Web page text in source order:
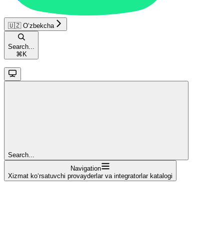
🇺🇿 O‘zbekcha
Search...
⌘ K
Search...
Navigation
Xizmat ko‘rsatuvchi provayderlar va integratorlar katalogi